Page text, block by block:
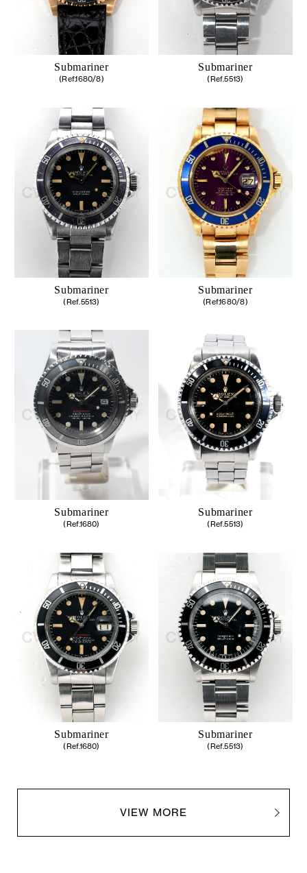
Submariner
(Ref.1680/8)
Submariner
(Ref.5513)
Submariner
(Ref.5513)
Submariner
(Ref.1680/8)
Submariner
(Ref.1680)
Submariner
(Ref.5513)
Submariner
(Ref.1680)
Submariner
(Ref.5513)
VIEW MORE